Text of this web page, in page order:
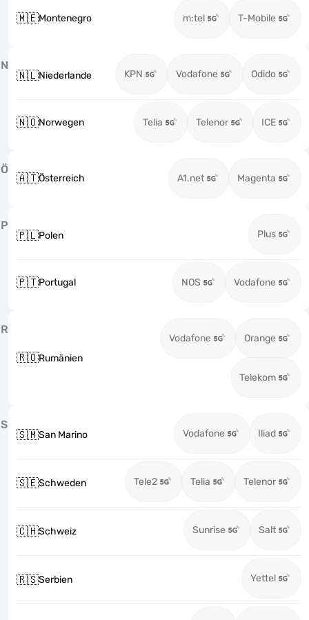
🇲🇪Montenegro m:tel T-Mobile
N
🇳🇱Niederlande KPN Vodafone Odido
🇳🇴Norwegen Telia Telenor ICE
Ö
🇦🇹Österreich A1.net Magenta
P
🇵🇱Polen Plus
🇵🇹Portugal NOS Vodafone
R
🇷🇴Rumänien
Vodafone Orange
Telekom
S
🇸🇲San Marino Vodafone Iliad
🇸🇪Schweden Tele2 Telia Telenor
🇨🇭Schweiz Sunrise Salt
🇷🇸Serbien Yettel